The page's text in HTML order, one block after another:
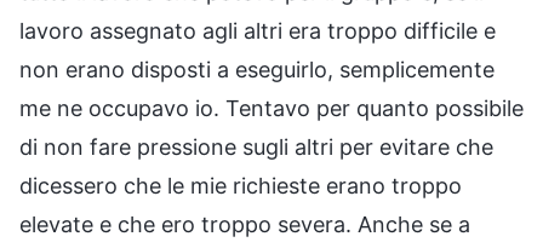
lavoro assegnato agli altri era troppo difficile e
non erano disposti a eseguirlo, semplicemente
me ne occupavo io. Tentavo per quanto possibile
di non fare pressione sugli altri per evitare che
dicessero che le mie richieste erano troppo
elevate e che ero troppo severa. Anche se a